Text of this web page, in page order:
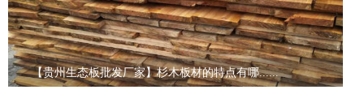
【贵州生态板批发厂家】杉木板材的特点有哪......